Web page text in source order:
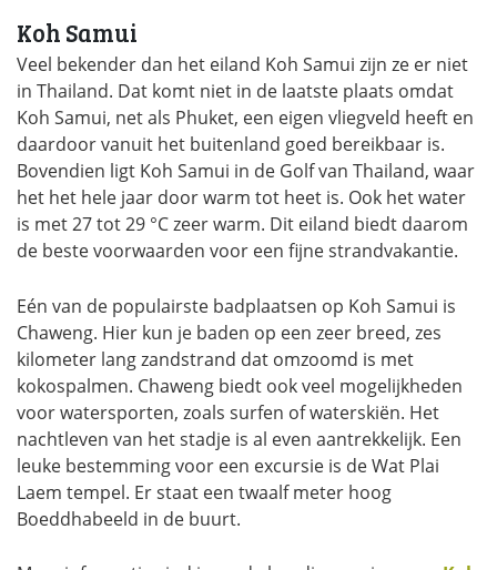
Koh Samui
Veel bekender dan het eiland Koh Samui zijn ze er niet
in Thailand. Dat komt niet in de laatste plaats omdat
Koh Samui, net als Phuket, een eigen vliegveld heeft en
daardoor vanuit het buitenland goed bereikbaar is.
Bovendien ligt Koh Samui in de Golf van Thailand, waar
het het hele jaar door warm tot heet is. Ook het water
is met 27 tot 29 °C zeer warm. Dit eiland biedt daarom
de beste voorwaarden voor een fijne strandvakantie.
Eén van de populairste badplaatsen op Koh Samui is
Chaweng. Hier kun je baden op een zeer breed, zes
kilometer lang zandstrand dat omzoomd is met
kokospalmen. Chaweng biedt ook veel mogelijkheden
voor watersporten, zoals surfen of waterskiën. Het
nachtleven van het stadje is al even aantrekkelijk. Een
leuke bestemming voor een excursie is de Wat Plai
Laem tempel. Er staat een twaalf meter hoog
Boeddhabeeld in de buurt.